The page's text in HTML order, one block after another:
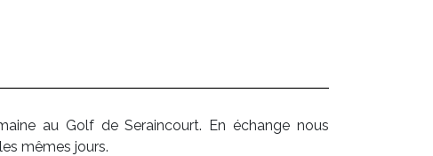
au Golf de Seraincourt. En échange nous
mêmes jours.